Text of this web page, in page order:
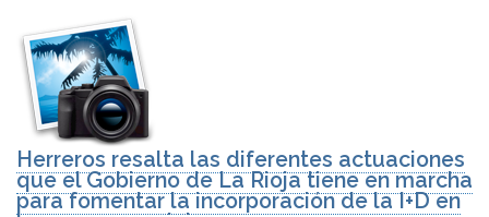
Herreros resalta las diferentes actuaciones
que el Gobierno de La Rioja tiene en marcha
para fomentar la incorporación de la I+D en